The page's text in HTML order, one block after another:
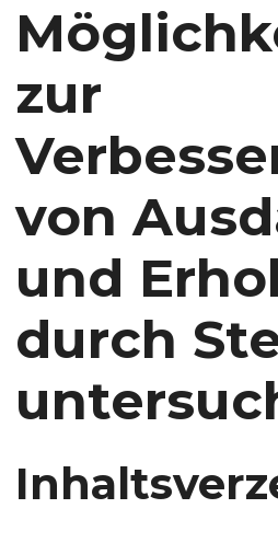
zur
von
und
durch